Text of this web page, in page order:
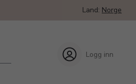
Land: Norge
Logg inn